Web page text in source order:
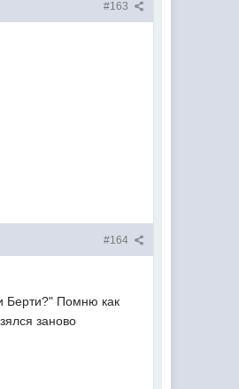
#163
#164
Берти?" Помню как
заново